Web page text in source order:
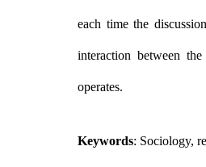
each time the
interaction between
operates.
Keywords: Sociology,